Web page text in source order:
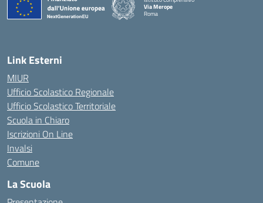
Via Merope
Roma
Link Esterni
MIUR
Ufficio Scolastico Regionale
Ufficio Scolastico Territoriale
Scuola in Chiaro
Iscrizioni On Line
Invalsi
Comune
La Scuola